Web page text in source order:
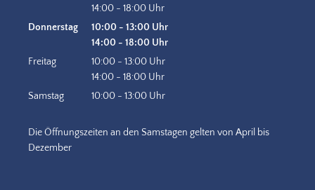
Von 10:00 bis 13:00 Uhr
14:00 - 18:00 Uhr
Von 14:00 bis 18:00 Uhr
Donnerstag 10:00 - 13:00 Uhr
Von 10:00 bis 13:00 Uhr
14:00 - 18:00 Uhr
Von 14:00 bis 18:00 Uhr
Freitag 10:00 - 13:00 Uhr
Von 10:00 bis 13:00 Uhr
14:00 - 18:00 Uhr
Von 14:00 bis 18:00 Uhr
Samstag 10:00 - 13:00 Uhr
Die Öffnungszeiten an den Samstagen gelten von April bis
Dezember